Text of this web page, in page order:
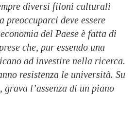
diversi filoni culturali
deve essere
del Paese è fatta di
che, pur essendo una
ad investire nella ricerca.
resistenza le università. Su
grava l’assenza di un piano